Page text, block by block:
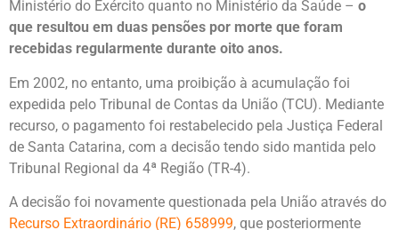
Ministério do Exército quanto no Ministério da Saúde – o
que resultou em duas pensões por morte que foram
recebidas regularmente durante oito anos.
Em 2002, no entanto, uma proibição à acumulação foi
expedida pelo Tribunal de Contas da União (TCU). Mediante
recurso, o pagamento foi restabelecido pela Justiça Federal
de Santa Catarina, com a decisão tendo sido mantida pelo
Tribunal Regional da 4ª Região (TR-4).
A decisão foi novamente questionada pela União através do
Recurso Extraordinário (RE) 658999, que posteriormente